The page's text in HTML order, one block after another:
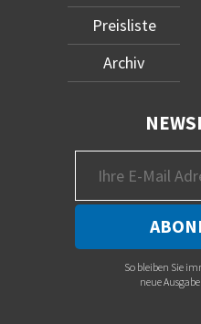
Preisliste
Archiv
So bleiben Sie
neue